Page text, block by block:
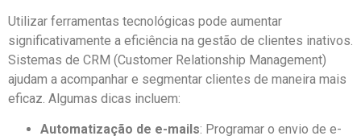
Utilizar ferramentas tecnológicas pode aumentar
significativamente a eficiência na gestão de clientes inativos.
Sistemas de CRM (Customer Relationship Management)
ajudam a acompanhar e segmentar clientes de maneira mais
eficaz. Algumas dicas incluem:
Automatização de e-mails: Programar o envio de e-